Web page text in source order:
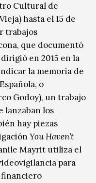
Cultural de
hasta el 15 de
trabajos
que documentó
en 2015 en la
la memoria de
o
Godoy), un trabajo
lanzaban los
hay piezas
You Haven’t
Mayrit utiliza el
para